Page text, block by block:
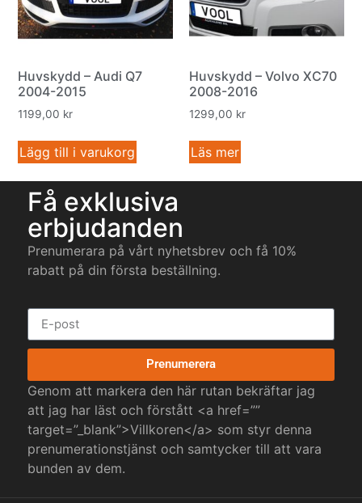
Huvskydd – Audi Q7
2004-2015
1199,00 kr
Lägg till i varukorg
Huvskydd – Volvo XC70
2008-2016
1299,00 kr
Läs mer
Få exklusiva
erbjudanden
Prenumerara på vårt nyhetsbrev och få 10%
rabatt på din första beställning.
Prenumerera
Genom att markera den här rutan bekräftar jag
att jag har läst och förstått <a href=””
target=”_blank”>Villkoren</a> som styr denna
prenumerationstjänst och samtycker till att vara
bunden av dem.